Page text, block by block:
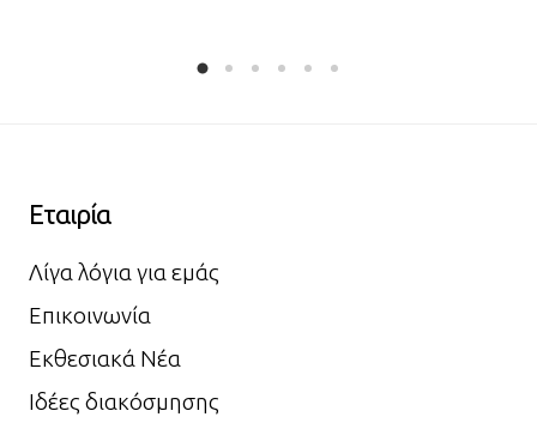
Εταιρία
Λίγα λόγια για εμάς
Επικοινωνία
Εκθεσιακά Νέα
Ιδέες διακόσμησης